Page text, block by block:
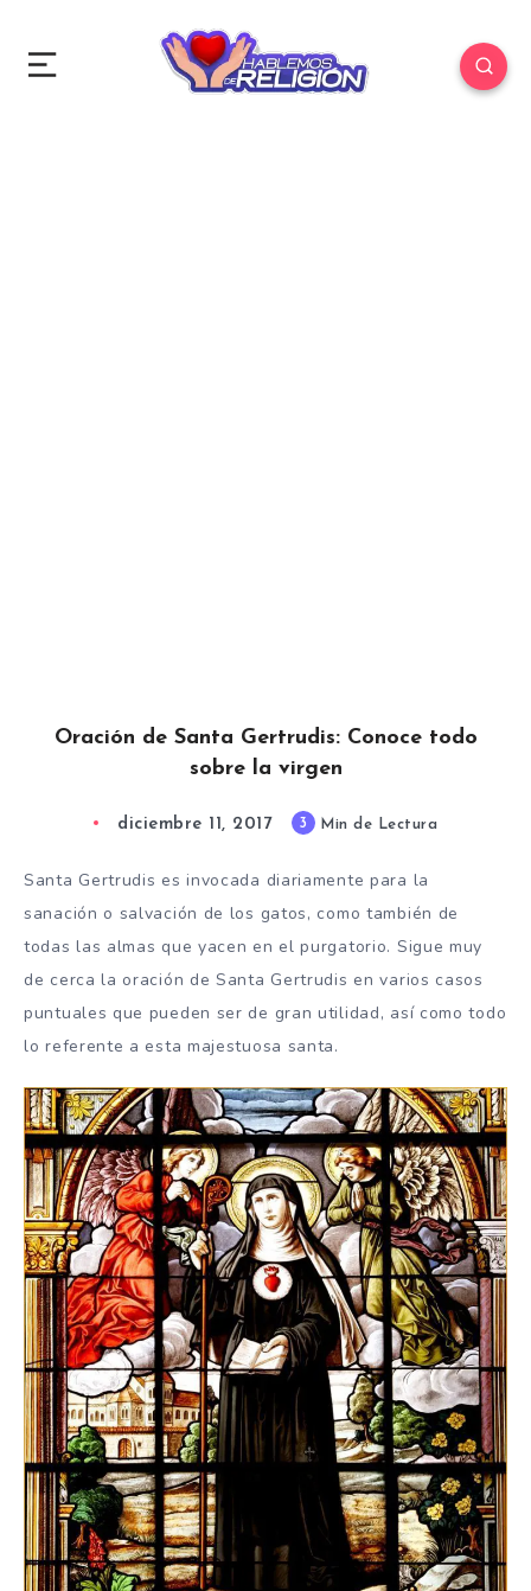
Oración de Santa Gertrudis: Conoce todo
sobre la virgen
diciembre 11, 2017 3 Min de Lectura
Santa Gertrudis es invocada diariamente para la
sanación o salvación de los gatos, como también de
todas las almas que yacen en el purgatorio. Sigue muy
de cerca la oración de Santa Gertrudis en varios casos
puntuales que pueden ser de gran utilidad, así como todo
lo referente a esta majestuosa santa.